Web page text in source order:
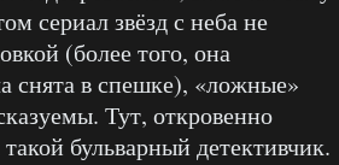
сериал звёзд с неба не
(более того, она
снята в спешке), «ложные»
Тут, откровенно
бульварный детективчик.